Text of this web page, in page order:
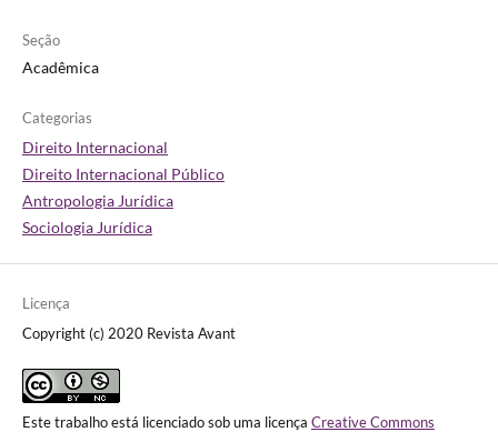
Seção
Acadêmica
Categorias
Direito Internacional
Direito Internacional Público
Antropologia Jurídica
Sociologia Jurídica
Licença
Copyright (c) 2020 Revista Avant
Este trabalho está licenciado sob uma licença Creative Commons